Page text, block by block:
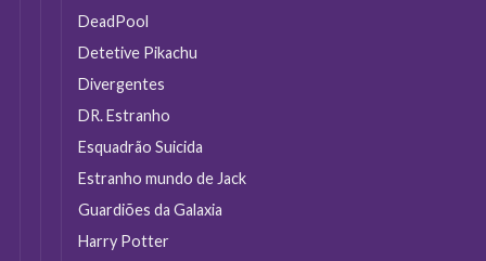
DeadPool
Detetive Pikachu
Divergentes
DR. Estranho
Esquadrão Suicida
Estranho mundo de Jack
Guardiões da Galaxia
Harry Potter